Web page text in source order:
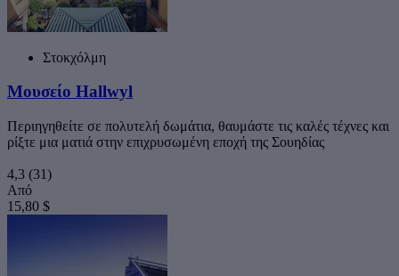
Στοκχόλμη
Μουσείο Hallwyl
Περιηγηθείτε σε πολυτελή δωμάτια, θαυμάστε τις καλές τέχνες και
ρίξτε μια ματιά στην επιχρυσωμένη εποχή της Σουηδίας
4,3 (31)
Από
15,80 $